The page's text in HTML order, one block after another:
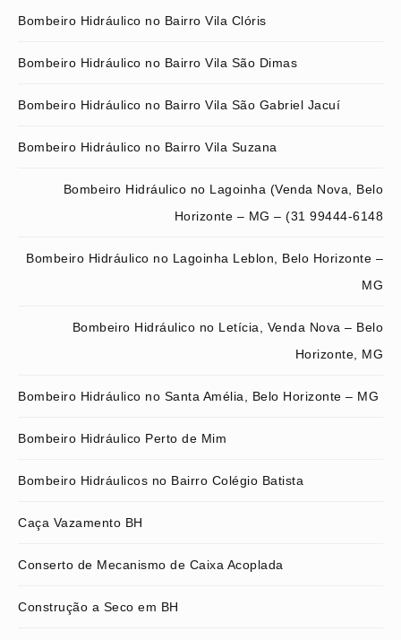
Bombeiro Hidráulico no Bairro Vila Clóris
Bombeiro Hidráulico no Bairro Vila São Dimas
Bombeiro Hidráulico no Bairro Vila São Gabriel Jacuí
Bombeiro Hidráulico no Bairro Vila Suzana
Bombeiro Hidráulico no Lagoinha (Venda Nova, Belo
Horizonte – MG – (31 99444-6148
Bombeiro Hidráulico no Lagoinha Leblon, Belo Horizonte –
MG
Bombeiro Hidráulico no Letícia, Venda Nova – Belo
Horizonte, MG
Bombeiro Hidráulico no Santa Amélia, Belo Horizonte – MG
Bombeiro Hidráulico Perto de Mim
Bombeiro Hidráulicos no Bairro Colégio Batista
Caça Vazamento BH
Conserto de Mecanismo de Caixa Acoplada
Construção a Seco em BH